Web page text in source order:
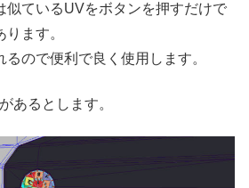
似ているUVをボタンを押すだけで
ます。
ので便利で良く使用します。
あるとします。